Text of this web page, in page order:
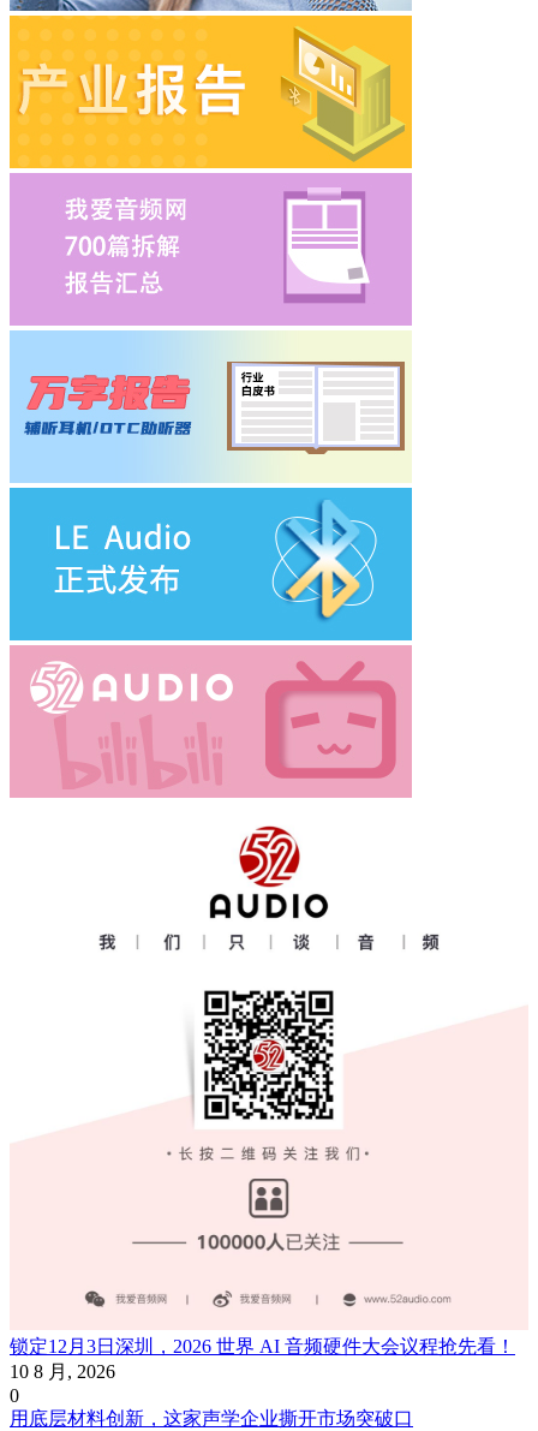
锁定12月3日深圳，2026 世界 AI 音频硬件大会议程抢先看！
10 8 月, 2026
0
用底层材料创新，这家声学企业撕开市场突破口